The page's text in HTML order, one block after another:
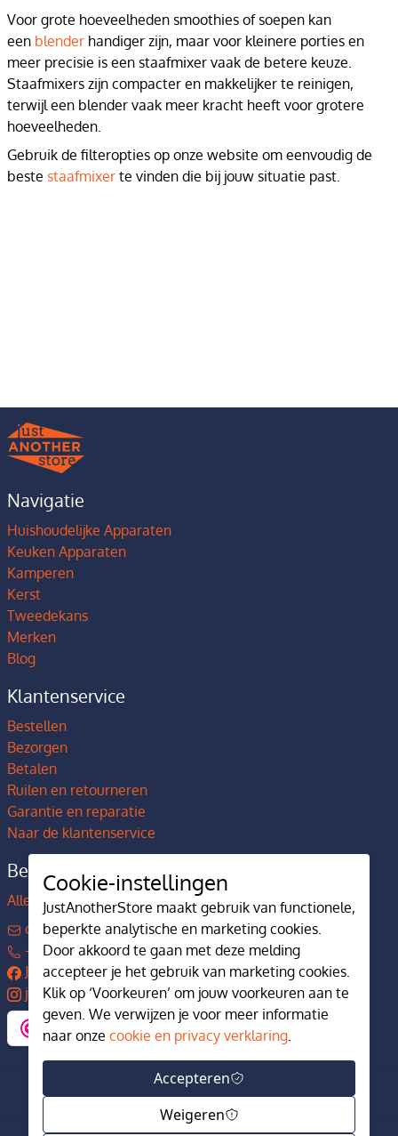
Voor grote hoeveelheden smoothies of soepen kan
een blender handiger zijn, maar voor kleinere porties en
meer precisie is een staafmixer vaak de betere keuze.
Staafmixers zijn compacter en makkelijker te reinigen,
terwijl een blender vaak meer kracht heeft voor grotere
hoeveelheden.
Gebruik de filteropties op onze website om eenvoudig de
beste staafmixer te vinden die bij jouw situatie past.
Navigatie
Huishoudelijke Apparaten
Keuken Apparaten
Kamperen
Kerst
Tweedekans
Merken
Blog
Klantenservice
Bestellen
Bezorgen
Betalen
Ruilen en retourneren
Garantie en reparatie
Naar de klantenservice
Bedrijfsgegevens
Alles over JustAnotherStore
contact@justanotherstore.nl
+31 73 644 7405
JustAnotherStore
justanotherstore.nl
Cookie-instellingen
JustAnotherStore maakt gebruik van functionele,
beperkte analytische en marketing cookies.
Door akkoord te gaan met deze melding
accepteer je het gebruik van marketing cookies.
Klik op ‘Voorkeuren’ om jouw voorkeuren aan te
geven. We verwijzen je voor meer informatie
naar onze cookie en privacy verklaring.
Accepteren
Weigeren